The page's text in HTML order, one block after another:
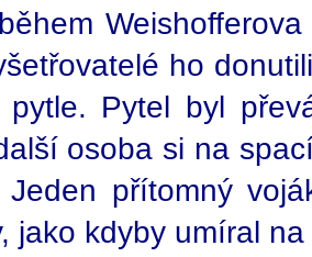
ho
Pytel byl
osoba si na
přítomný
jako kdyby umíral